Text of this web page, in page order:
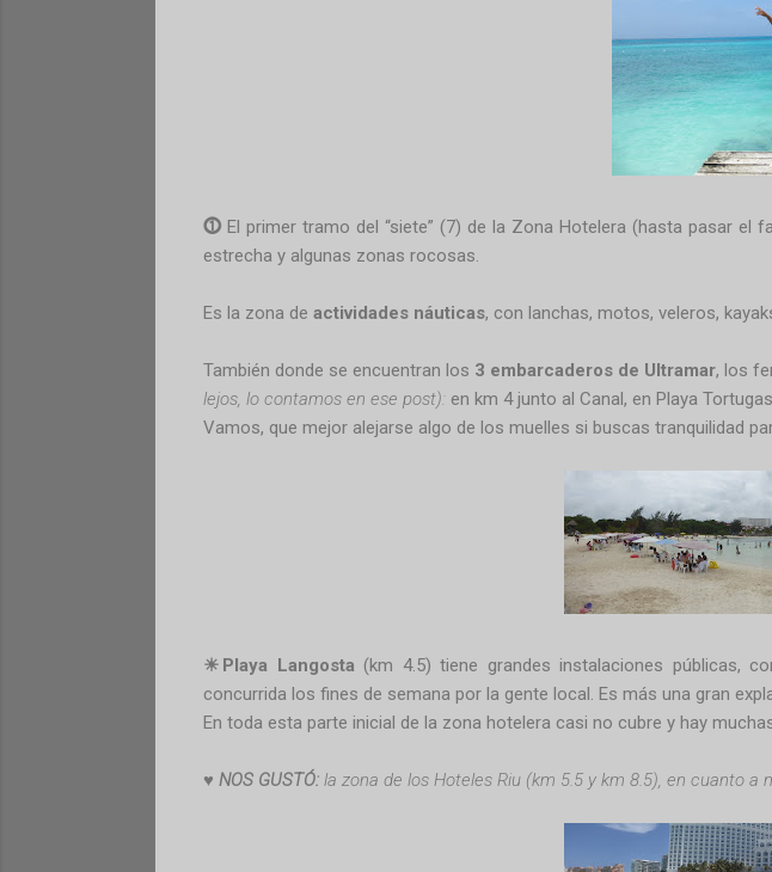
⓵ El primer tramo del “siete” (7) de la Zona Hotelera (hasta pasar el
estrecha y algunas zonas rocosas.
Es la zona de actividades náuticas, con lanchas, motos, veleros,
También donde se encuentran los 3 embarcaderos de Ultramar, los
lejos, lo contamos en ese post):en km 4 junto al Canal, en Playa
Vamos, que mejor alejarse algo de los muelles si buscas tranquilidad
☀Playa Langosta (km 4.5) tiene grandes instalaciones públicas,
concurrida los fines de semana por la gente local. Es más una gran
En toda esta parte inicial de la zona hotelera casi no cubre y hay
♥ NOS GUSTÓ:la zona de los Hoteles Riu (km 5.5 y km 8.5), en cuanto a